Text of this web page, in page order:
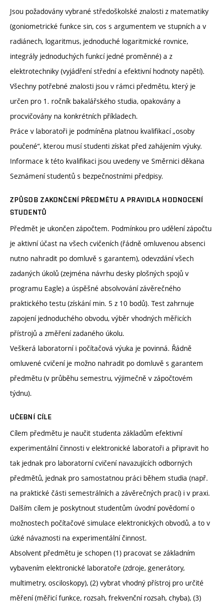
Jsou požadovány vybrané středoškolské znalosti z matematiky
(goniometrické funkce sin, cos s argumentem ve stupních a v
radiánech, logaritmus, jednoduché logaritmické rovnice,
integrály jednoduchých funkcí jedné proměnné) a z
elektrotechniky (vyjádření střední a efektivní hodnoty napětí).
Všechny potřebné znalosti jsou v rámci předmětu, který je
určen pro 1. ročník bakalářského studia, opakovány a
procvičovány na konkrétních příkladech.
Práce v laboratoři je podmíněna platnou kvalifikací „osoby
poučené“, kterou musí studenti získat před zahájením výuky.
Informace k této kvalifikaci jsou uvedeny ve Směrnici děkana
Seznámení studentů s bezpečnostními předpisy.
ZPŮSOB ZAKONČENÍ PŘEDMĚTU A PRAVIDLA HODNOCENÍ
STUDENTŮ
Předmět je ukončen zápočtem. Podmínkou pro udělení zápočtu
je aktivní účast na všech cvičeních (řádně omluvenou absenci
nutno nahradit po domluvě s garantem), odevzdání všech
zadaných úkolů (zejména návrhu desky plošných spojů v
programu Eagle) a úspěšné absolvování závěrečného
praktického testu (získání min. 5 z 10 bodů). Test zahrnuje
zapojení jednoduchého obvodu, výběr vhodných měřicích
přístrojů a změření zadaného úkolu.
Veškerá laboratorní i počítačová výuka je povinná. Řádně
omluvené cvičení je možno nahradit po domluvě s garantem
předmětu (v průběhu semestru, výjimečně v zápočtovém
týdnu).
UČEBNÍ CÍLE
Cílem předmětu je naučit studenta základům efektivní
experimentální činnosti v elektronické laboratoři a připravit ho
tak jednak pro laboratorní cvičení navazujících odborných
předmětů, jednak pro samostatnou práci během studia (např.
na praktické části semestrálních a závěrečných prací) i v praxi.
Dalším cílem je poskytnout studentům úvodní povědomí o
možnostech počítačové simulace elektronických obvodů, a to v
úzké návaznosti na experimentální činnost.
Absolvent předmětu je schopen (1) pracovat se základním
vybavením elektronické laboratoře (zdroje, generátory,
multimetry, osciloskopy), (2) vybrat vhodný přístroj pro určité
měření (měřicí funkce, rozsah, frekvenční rozsah, chyba), (3)